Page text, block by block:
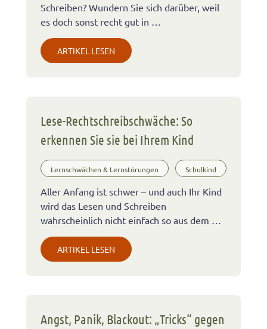
Schreiben? Wundern Sie sich darüber, weil
es doch sonst recht gut in …
ARTIKEL LESEN
Lese-Rechtschreibschwäche: So
erkennen Sie sie bei Ihrem Kind
Lernschwächen & Lernstörungen Schulkind
Aller Anfang ist schwer – und auch Ihr Kind
wird das Lesen und Schreiben
wahrscheinlich nicht einfach so aus dem …
ARTIKEL LESEN
Angst, Panik, Blackout: „Tricks“ gegen